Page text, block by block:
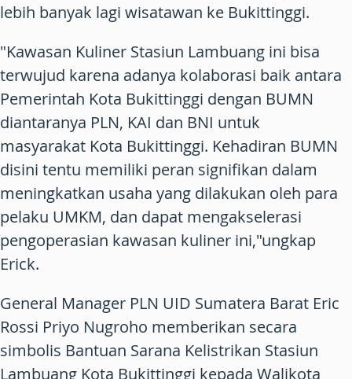
lebih banyak lagi wisatawan ke Bukittinggi.
"Kawasan Kuliner Stasiun Lambuang ini bisa
terwujud karena adanya kolaborasi baik antara
Pemerintah Kota Bukittinggi dengan BUMN
diantaranya PLN, KAI dan BNI untuk
masyarakat Kota Bukittinggi. Kehadiran BUMN
disini tentu memiliki peran signifikan dalam
meningkatkan usaha yang dilakukan oleh para
pelaku UMKM, dan dapat mengakselerasi
pengoperasian kawasan kuliner ini,"ungkap
Erick.
General Manager PLN UID Sumatera Barat Eric
Rossi Priyo Nugroho memberikan secara
simbolis Bantuan Sarana Kelistrikan Stasiun
Lambuang Kota Bukittinggi kepada Walikota